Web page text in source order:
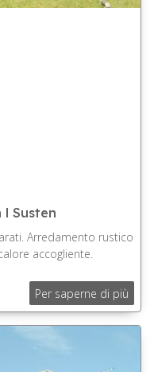
l Susten
Arredamento rustico
accogliente.
Per saperne di più